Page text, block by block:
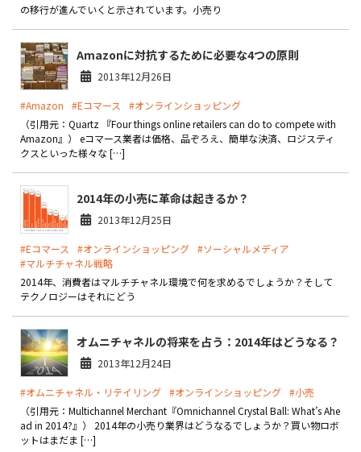
内製化支援
補助金活用支援
導入事例
お役立ち記事
電話受付：平日 10:00~17:00
の移行が進んでいくと示されています。小売り
Amazonに対抗するために必要な4つの原則
2013年12月26日
#Amazon #Eコマース
#オンラインショッピング
（引用元：Quartz 『Four things online retailers can do to compete with
Amazon』） eコマース業者は価格、品ぞろえ、簡単な決済、ロジスティ
クスといった様々な […]
2014年の小売に革命は起きるか？
2013年12月25日
#Eコマース #オンラインショッピング #ソーシャルメディア
#マルチチャネル戦略
2014年、消費者はマルチチャネル環境で何を求めるでしょうか？そして
テクノロジーはそれにどう
オムニチャネルの将来を占う：2014年はどうなる？
2013年12月24日
#オムニチャネル・リテイリング #オンラインショッピング #小売
（引用元：Multichannel Merchant『Omnichannel Crystal Ball: What’s Ahe
ad in 2014?』） 2014年の小売り業界はどうなるでしょうか？買い物ロボ
ットはまだま […]